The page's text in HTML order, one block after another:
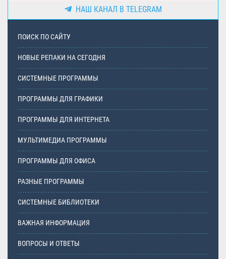
НАШ КАНАЛ В TELEGRAM
ПОИСК ПО САЙТУ
НОВЫЕ РЕПАКИ НА СЕГОДНЯ
СИСТЕМНЫЕ ПРОГРАММЫ
ПРОГРАММЫ ДЛЯ ГРАФИКИ
ПРОГРАММЫ ДЛЯ ИНТЕРНЕТА
МУЛЬТИМЕДИА ПРОГРАММЫ
ПРОГРАММЫ ДЛЯ ОФИСА
РАЗНЫЕ ПРОГРАММЫ
СИСТЕМНЫЕ БИБЛИОТЕКИ
ВАЖНАЯ ИНФОРМАЦИЯ
ВОПРОСЫ И ОТВЕТЫ